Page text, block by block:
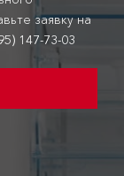
заявку на
147-73-03